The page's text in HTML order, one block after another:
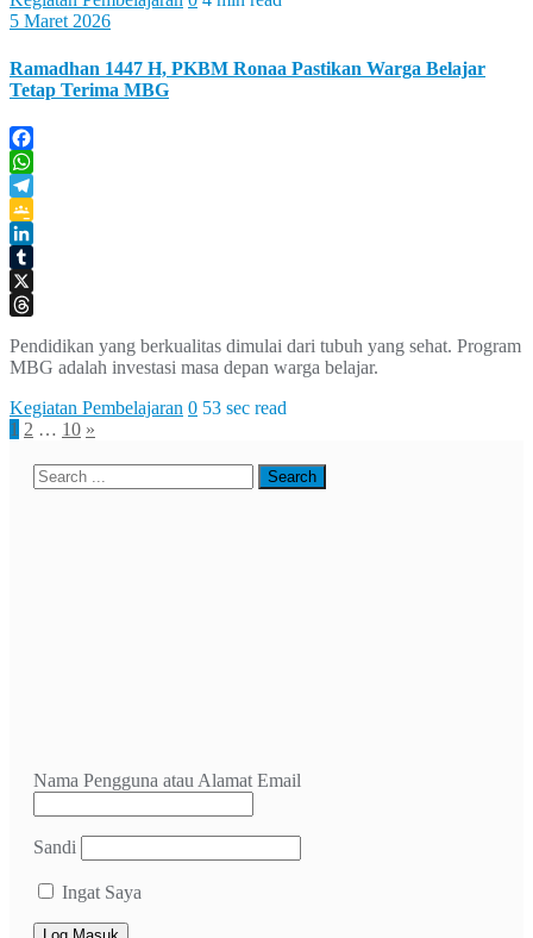
5 Maret 2026
Ramadhan 1447 H, PKBM Ronaa Pastikan Warga Belajar
Tetap Terima MBG
Facebook
WhatsApp
Telegram
Google
Classroom
LinkedIn
Tumblr
X
Pendidikan yang berkualitas dimulai dari tubuh yang sehat. Program
MBG adalah investasi masa depan warga belajar.
Kegiatan Pembelajaran 0 53 sec read
Paginasi
pos
1 2 … 10 »
Nama Pengguna atau Alamat Email
Sandi
Ingat Saya